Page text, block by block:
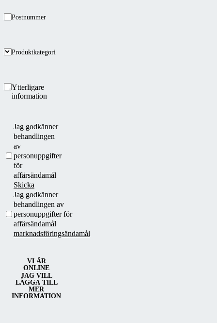
Postnummer
Produktkategori
Ytterligare
information
Jag godkänner
behandlingen
av
personuppgifter
för
affärsändamål
Skicka
Jag godkänner
behandlingen av
personuppgifter för
affärsändamål
marknadsföringsändamål
JAG VILL
LÄGGA TILL
MER
INFORMATION
VI ÄR
ONLINE